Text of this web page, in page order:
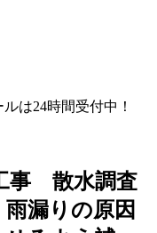
は24時間受付中！
事 散水調査
漏りの原因